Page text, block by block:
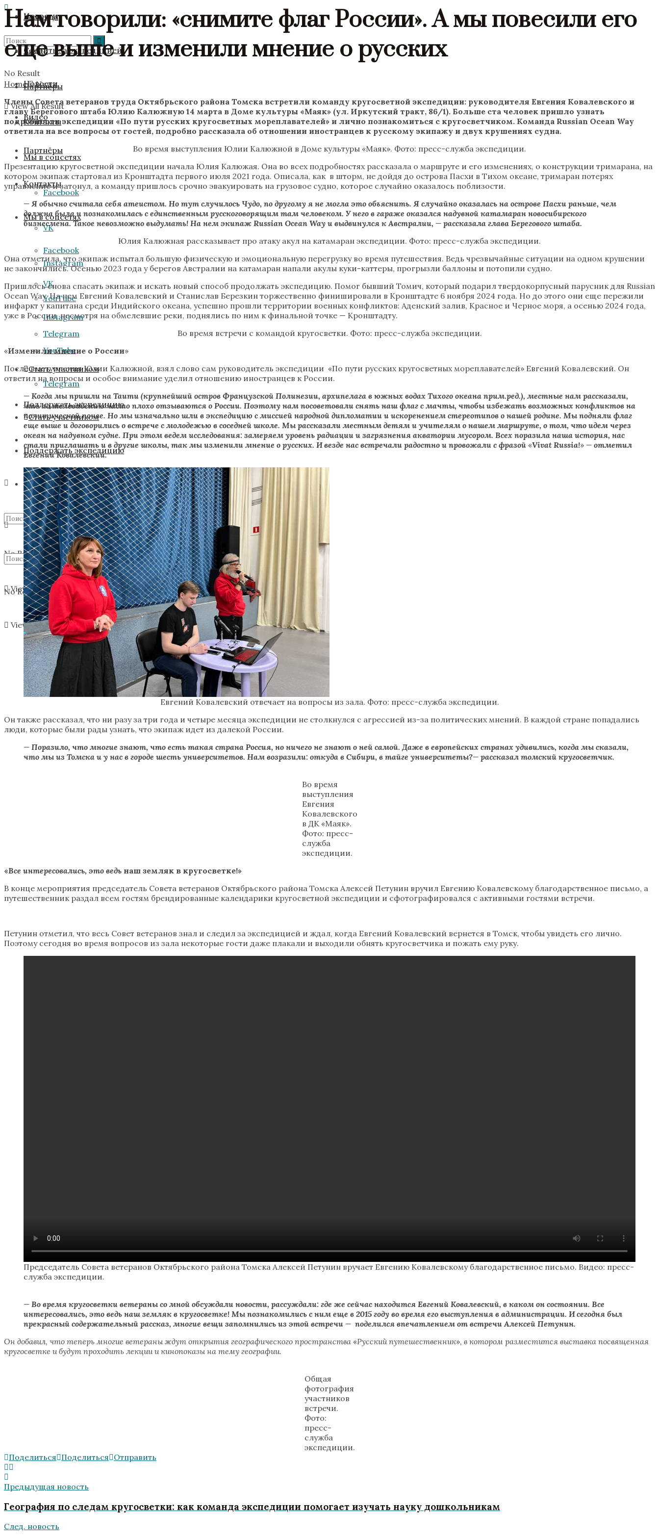
Новости
Видео
Партнёры
Контакты
Мы в соцсетях
Facebook
VK
Instagram
YouTube
Telegram
Стать участником
Поддержать экспедицию
No Result
View All Result
Команда
Следить за экспедицией
Новости
Видео
Партнёры
Контакты
Мы в соцсетях
Facebook
VK
Instagram
YouTube
Telegram
Стать участником
Поддержать экспедицию
No Result
View All Result
No Result
View All Result
Нам говорили: «снимите флаг России». А мы повесили его
еще выше и изменили мнение о русских
Home
News
Члены Совета ветеранов труда Октябрьского района Томска встретили команду кругосветной экспедиции: руководителя Евгения Ковалевского и
главу Берегового штаба Юлию Калюжную 14 марта в Доме культуры «Маяк»‎‎ (ул. Иркутский тракт, 86/1). Больше ста человек пришло узнать
подробности экспедиции «По пути русских кругосветных мореплавателей»‎ и лично познакомиться с кругосветчиком. Команда Russian Ocean Way
ответила на все вопросы от гостей, подробно рассказала об отношении иностранцев к русскому экипажу и двух крушениях судна.
Во время выступления Юлии Калюжной в Доме культуры «Маяк»‎‎. Фото: пресс-служба экспедиции.
Презентацию кругосветной экспедиции начала Юлия Калюжая. Она во всех подробностях рассказала о маршруте и его изменениях, о конструкции тримарана, на
котором экипаж стартовал из Кронштадта первого июля 2021 года. Описала, как в шторм, не дойдя до острова Пасхи в Тихом океане, тримаран потерях
управление и затонул, а команду пришлось срочно эвакуировать на грузовое судно, которое случайно оказалось поблизости.
— Я обычно считала себя атеистом. Но тут случилось Чудо, по другому я не могла это объяснить. Я случайно оказалась на острове Пасхи раньше, чем
должна была и познакомилась с единственным русскоговорящим там человеком. У него в гараже оказался надувной катамаран новосибирского
бизнесмена. Такое невозможно выдумать! На нем экипаж Russian Ocean Way и выдвинулся к Австралии, — рассказала глава Берегового штаба.
Юлия Калюжная рассказывает про атаку акул на катамаран экспедиции. Фото: пресс-служба экспедиции.
Она отметила, что экипаж испытал большую физическую и эмоциональную перегрузку во время путешествия. Ведь чрезвычайные ситуации на одном крушении
не закончились. Осенью 2023 года у берегов Австралии на катамаран напали акулы куки-каттеры, прогрызли баллоны и потопили судно.
Пришлось снова спасать экипаж и искать новый способ продолжать экспедицию. Помог бывший Томич, который подарил твердокорпусный парусник для Russian
Ocean Way. На нем Евгений Ковалевский и Станислав Березкин торжественно финишировали в Кронштадте 6 ноября 2024 года. Но до этого они еще пережили
инфаркт у капитана среди Индийского океана, успешно прошли территории военных конфликтов: Аденский залив, Красное и Черное моря, а осенью 2024 года,
уже в России, несмотря на обмелевшие реки, поднялись по ним к финальной точке — Кронштадту.
Во время встречи с командой кругосветки. Фото: пресс-служба экспедиции.
«Изменили мнение о России»
После выступления Юлии Калюжной, взял слово сам руководитель экспедиции «По пути русских кругосветных мореплавателей» Евгений Ковалевский. Он
ответил на вопросы и особое внимание уделил отношению иностранцев к России.
— Когда мы пришли на Таити (крупнейший остров Французской Полинезии, архипелага в южных водах Тихого океана прим.ред.), местные нам рассказали,
что по телевидению часто плохо отзываются о России. Поэтому нам посоветовали снять наш флаг с мачты, чтобы избежать возможных конфликтов на
политической почве. Но мы изначально шли в экспедицию с миссией народной дипломатии и искоренением стереотипов о нашей родине. Мы подняли флаг
еще выше и договорились о встрече с молодежью в соседней школе. Мы рассказали местным детям и учителям о нашем маршруте, о том, что идем через
океан на надувном судне. При этом ведем исследования: замеряем уровень радиации и загрязнения акватории мусором. Всех поразила наша история, нас
стали приглашать и в другие школы, так мы изменили мнение о русских. И везде нас встречали радостно и провожали с фразой «Vivat Russia!» — отметил
Евгений Ковалевский.
Евгений Ковалевский отвечает на вопросы из зала. Фото: пресс-служба экспедиции.
Он также рассказал, что ни разу за три года и четыре месяца экспедиции не столкнулся с агрессией из-за политических мнений. В каждой стране попадались
люди, которые были рады узнать, что экипаж идет из далекой России.
— Поразило, что многие знают, что есть такая страна Россия, но ничего не знают о ней самой. Даже в европейских странах удивились, когда мы сказали,
что мы из Томска и у нас в городе шесть университетов. Нам возразили: откуда в Сибири, в тайге университеты?— рассказал томский кругосветчик.
Во время
выступления
Евгения
Ковалевского
в ДК «Маяк»‎‎.
Фото: пресс-
служба
экспедиции.
«Все интересовались, это ведь наш земляк в кругосветке!»
В конце мероприятия председатель Совета ветеранов Октябрьского района Томска Алексей Петунин вручил Евгению Ковалевскому благодарственное письмо, а
путешественник раздал всем гостям брендированные календарики кругосветной экспедиции и сфотографировался с активными гостями встречи.
Петунин отметил, что весь Совет ветеранов знал и следил за экспедицией и ждал, когда Евгений Ковалевский вернется в Томск, чтобы увидеть его лично.
Поэтому сегодня во время вопросов из зала некоторые гости даже плакали и выходили обнять кругосветчика и пожать ему руку.
Председатель Совета ветеранов Октябрьского района Томска Алексей Петунин вручает Евгению Ковалевскому благодарственное письмо. Видео: пресс-
служба экспедиции.
— Во время кругосветки ветераны со мной обсуждали новости, рассуждали: где же сейчас находится Евгений Ковалевский, в каком он состоянии. Все
интересовались, это ведь наш земляк в кругосветке! Мы познакомились с ним еще в 2015 году во время его выступления в администрации. И сегодня был
прекрасный содержательный рассказ, многие вещи запомнились из этой встречи — поделился впечатлением от встречи Алексей Петунин.
Он добавил, что теперь многие ветераны ждут открытия географического пространства «Русский путешественник», в котором разместится выставка посвященная
кругосветке и будут проходить лекции и кинопоказы на тему географии.
Общая
фотография
участников
встречи.
Фото:
пресс-
служба
экспедиции.
Поделиться Поделиться Отправить
Предыдущая новость
География по следам кругосветки: как команда экспедиции помогает изучать науку дошкольникам
След. новость